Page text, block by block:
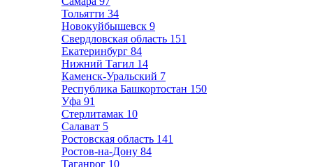
Тольятти 34
Новокуйбышевск 9
Свердловская область 151
Екатеринбург 84
Нижний Тагил 14
Каменск-Уральский 7
Республика Башкортостан 150
Уфа 91
Стерлитамак 10
Салават 5
Ростовская область 141
Ростов-на-Дону 84
Таганрог 10